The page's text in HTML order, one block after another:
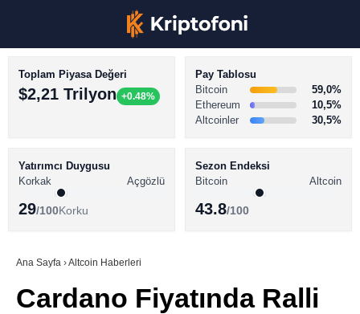
Youtube
BİTCOİN HABERLERİ
ALTCOİN HABERLERİ
SÖZLÜK
Toplam Piyasa Değeri
$2,21 Trilyon +0.48%
Pay Tablosu
Bitcoin
59,0%
Ethereum
10,5%
Altcoinler
30,5%
Yatırımcı Duygusu
Korkak
Açgözlü
29/100Korku
Sezon Endeksi
Bitcoin
Altcoin
43.8/100
Ana Sayfa ›Altcoin Haberleri
Cardano Fiyatında Ralli